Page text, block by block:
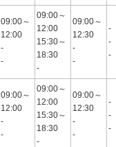
09:00～
12:00
-
-
09:00～
12:00
15:30～
18:30
-
09:00～
12:30
-
-
-
-
-
09:00～
12:00
-
-
09:00～
12:00
15:30～
18:30
-
09:00～
12:30
-
-
-
-
-